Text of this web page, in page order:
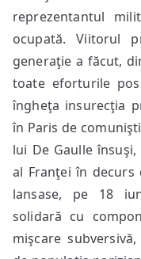
reprezentantul
ocupată. Viitorul
generaţie a făcut,
toate eforturile
îngheţa insurecţia
în Paris de
lui De Gaulle
al Franţei în decurs
lansase, pe 18
solidară cu
mişcare